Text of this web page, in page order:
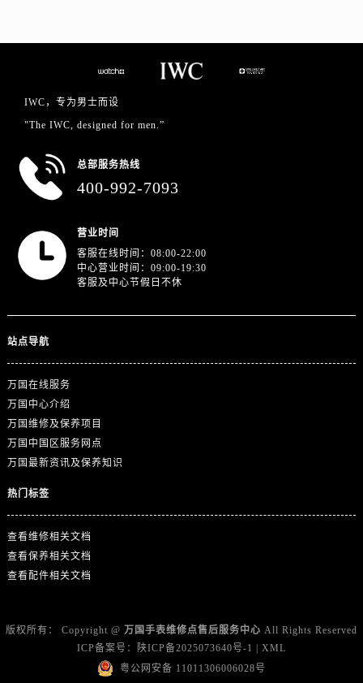
IWC，专为男士而设
"The IWC, designed for men.”
总部服务热线
400-992-7093
营业时间
客服在线时间：08:00-22:00
中心营业时间：09:00-19:30
客服及中心节假日不休
站点导航
万国在线服务
万国中心介绍
万国维修及保养项目
万国中国区服务网点
万国最新资讯及保养知识
热门标签
查看维修相关文档
查看保养相关文档
查看配件相关文档
版权所有： Copyright @ 万国手表维修点售后服务中心 All Rights Reserved
ICP备案号：
陕ICP备2025073640号-1
XML
粤公网安备 11011306006028号